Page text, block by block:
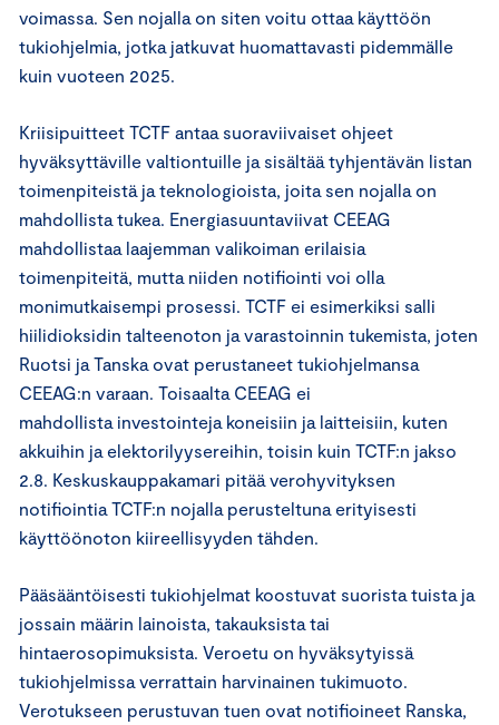
voimassa. Sen nojalla on siten voitu ottaa käyttöön
tukiohjelmia, jotka jatkuvat huomattavasti pidemmälle
kuin vuoteen 2025.
Kriisipuitteet TCTF antaa suoraviivaiset ohjeet
hyväksyttäville valtiontuille ja sisältää tyhjentävän listan
toimenpiteistä ja teknologioista, joita sen nojalla on
mahdollista tukea. Energiasuuntaviivat CEEAG
mahdollistaa laajemman valikoiman erilaisia
toimenpiteitä, mutta niiden notifiointi voi olla
monimutkaisempi prosessi. TCTF ei esimerkiksi salli
hiilidioksidin talteenoton ja varastoinnin tukemista, joten
Ruotsi ja Tanska ovat perustaneet tukiohjelmansa
CEEAG:n varaan. Toisaalta CEEAG ei
mahdollista investointeja koneisiin ja laitteisiin, kuten
akkuihin ja elektorilyysereihin, toisin kuin TCTF:n jakso
2.8. Keskuskauppakamari pitää verohyvityksen
notifiointia TCTF:n nojalla perusteltuna erityisesti
käyttöönoton kiireellisyyden tähden.
Pääsääntöisesti tukiohjelmat koostuvat suorista tuista ja
jossain määrin lainoista, takauksista tai
hintaerosopimuksista. Veroetu on hyväksytyissä
tukiohjelmissa verrattain harvinainen tukimuoto.
Verotukseen perustuvan tuen ovat notifioineet Ranska,